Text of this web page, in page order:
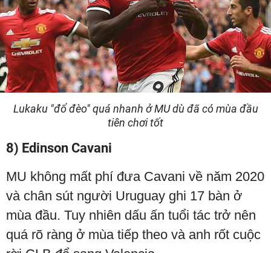
Lukaku "đổ đèo" quá nhanh ở MU dù đã có mùa đầu
tiên chơi tốt
8) Edinson Cavani
MU không mất phí đưa Cavani về năm 2020
và chân sút người Uruguay ghi 17 bàn ở
mùa đầu. Tuy nhiên dấu ấn tuổi tác trở nên
quá rõ ràng ở mùa tiếp theo và anh rốt cuộc